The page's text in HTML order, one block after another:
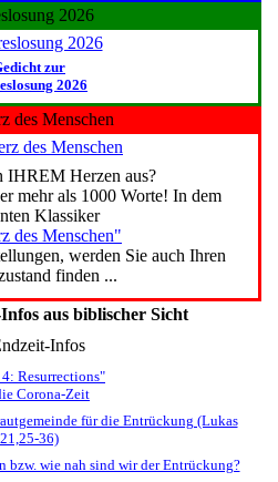
2026
zur
2026
des Menschen
IHREM Herzen aus?
mehr als 1000 Worte! In dem
Klassiker
des Menschen"
werden Sie auch Ihren
finden ...
aus biblischer Sicht
Resurrections"
Corona-Zeit
für die Entrückung (Lukas
21,25-36)
bzw. wie nah sind wir der Entrückung?